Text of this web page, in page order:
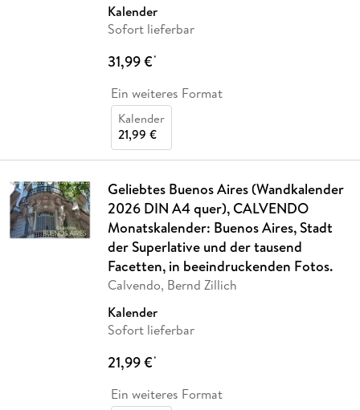
Kalender
Sofort lieferbar
31,99 €*
Ein weiteres Format
Kalender
21,99 €
Geliebtes Buenos Aires (Wandkalender
2026 DIN A4 quer), CALVENDO
Monatskalender: Buenos Aires, Stadt
der Superlative und der tausend
Facetten, in beeindruckenden Fotos.
Calvendo, Bernd Zillich
Kalender
Sofort lieferbar
21,99 €*
Ein weiteres Format